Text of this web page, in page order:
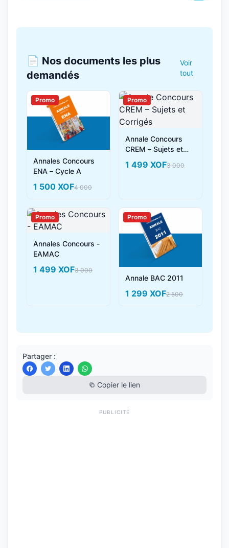
📄 Nos documents les plus
demandés
Voir
tout
Promo
Annales Concours
ENA – Cycle A
1 500 XOF4 000
Promo
Annale Concours
CREM – Sujets et
1 499 XOF3 000
Promo
Annales Concours -
EAMAC
1 499 XOF3 000
Promo
Annale BAC 2011
1 299 XOF2 500
Partager :
Copier le lien
PUBLICITÉ